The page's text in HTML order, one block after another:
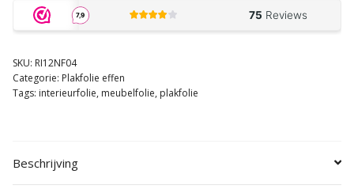
SKU: RI12NF04
Categorie: Plakfolie effen
Tags: interieurfolie, meubelfolie, plakfolie
Beschrijving